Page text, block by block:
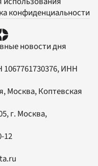
конфиденциальности
новости дня
1067761730376, ИНН
Москва, Коптевская
, г. Москва,
12